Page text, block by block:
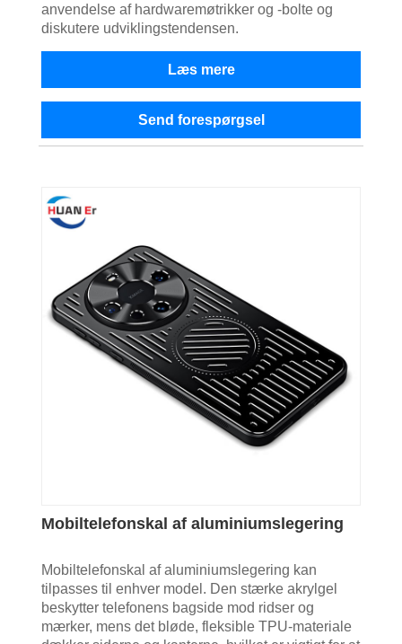
anvendelse af hardwaremøtrikker og -bolte og
diskutere udviklingstendensen.
Læs mere
Send forespørgsel
Mobiltelefonskal af aluminiumslegering
Mobiltelefonskal af aluminiumslegering kan
tilpasses til enhver model. Den stærke akrylgel
beskytter telefonens bagside mod ridser og
mærker, mens det bløde, fleksible TPU-materiale